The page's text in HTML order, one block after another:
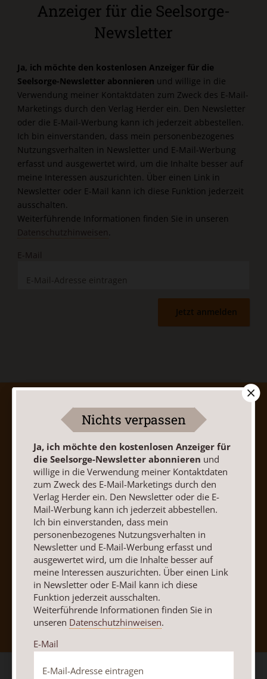
Anzeiger für die Seelsorge-
Newsletter
Ja, ich möchte den kostenlosen Anzeiger für die
Seelsorge-Newsletter abonnieren und willige in die
Verwendung meiner Kontaktdaten zum Zweck des E-Mail-
Marketings durch den Verlag Herder ein. Den Newsletter
oder die E-Mail-Werbung kann ich jederzeit abbestellen.
Ich bin einverstanden, dass mein personenbezogenes
Nutzungsverhalten in Newsletter und E-Mail-Werbung
erfasst und ausgewertet wird, um die Inhalte besser auf
meine Interessen auszurichten. Über einen Link in
Newsletter oder E-Mail kann ich diese Funktion jederzeit
ausschalten.
Weiterführende Informationen finden Sie in unseren
Datenschutzhinweisen.
E-Mail
Jetzt anmelden
AGB und Widerrufsbelehrung
Datenschutz
Barrierefreiheit
Impressum
Vertrag widerrufen Abo online kündigen
Nach oben
Nichts verpassen
Ja, ich möchte den kostenlosen Anzeiger für
die Seelsorge-Newsletter abonnieren und
willige in die Verwendung meiner Kontaktdaten
zum Zweck des E-Mail-Marketings durch den
Verlag Herder ein. Den Newsletter oder die E-
Mail-Werbung kann ich jederzeit abbestellen.
Ich bin einverstanden, dass mein
personenbezogenes Nutzungsverhalten in
Newsletter und E-Mail-Werbung erfasst und
ausgewertet wird, um die Inhalte besser auf
meine Interessen auszurichten. Über einen Link
in Newsletter oder E-Mail kann ich diese
Funktion jederzeit ausschalten.
Weiterführende Informationen finden Sie in
unseren Datenschutzhinweisen.
E-Mail